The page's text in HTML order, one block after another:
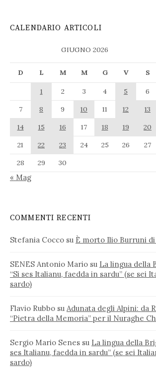
CALENDARIO ARTICOLI
GIUGNO 2026
D L M M G V S
1 2 3 4 5
6
7
8 9 10 11 12
13
14
15 16 17 18 19
20
21
22 23 24 25 26
27
28
29 30
« Mag
COMMENTI RECENTI
Stefania Cocco su È morto Ilio Burruni
SENES Antonio Mario su La lingua della
“Si ses Italianu, faedda in sardu” (se sei
sardo)
Flavio Rubbo su Adunata degli Alpini: da
“Pietra della Memoria” per il Nuraghe
Sergio Mario Senes su La lingua della
ses Italianu, faedda in sardu” (se sei
sardo)